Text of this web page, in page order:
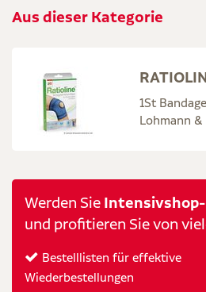
Aus dieser Kategorie
1St Bandage
Lohmann &
Werden Sie
und profitieren Sie von
Bestelllisten für effektive
Wiederbestellungen